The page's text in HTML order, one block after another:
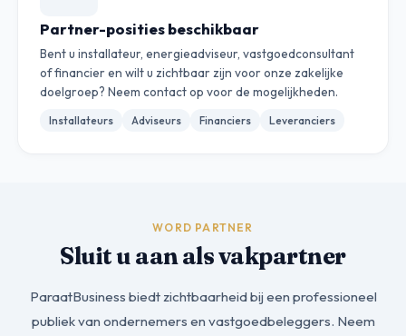
Partner-posities beschikbaar
Bent u installateur, energieadviseur, vastgoedconsultant
of financier en wilt u zichtbaar zijn voor onze zakelijke
doelgroep? Neem contact op voor de mogelijkheden.
Installateurs Adviseurs Financiers Leveranciers
WORD PARTNER
Sluit u aan als vakpartner
ParaatBusiness biedt zichtbaarheid bij een professioneel
publiek van ondernemers en vastgoedbeleggers. Neem